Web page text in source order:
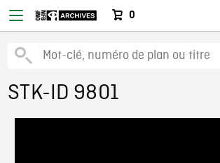
0
STK-ID 9801